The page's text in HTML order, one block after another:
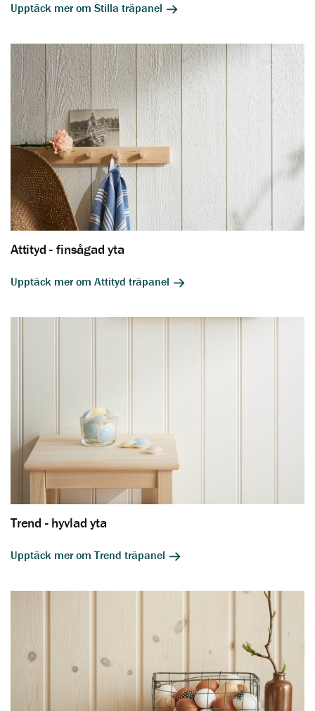
Upptäck mer om Stilla träpanel
Attityd - finsågad yta
Upptäck mer om Attityd träpanel
Trend - hyvlad yta
Upptäck mer om Trend träpanel